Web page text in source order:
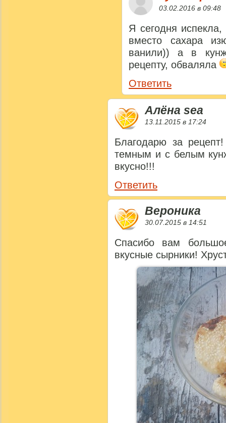
03.02.2016 в 09:48
Я сегодня
вместо сахара
ванили)) а в
рецепту, обваляла
Ответить
Алёна sea
13.11.2015 в 17:24
Благодарю за
темным и с белым
вкусно!!!
Ответить
Вероника
30.07.2015 в 14:51
Спасибо вам
вкусные сырники!